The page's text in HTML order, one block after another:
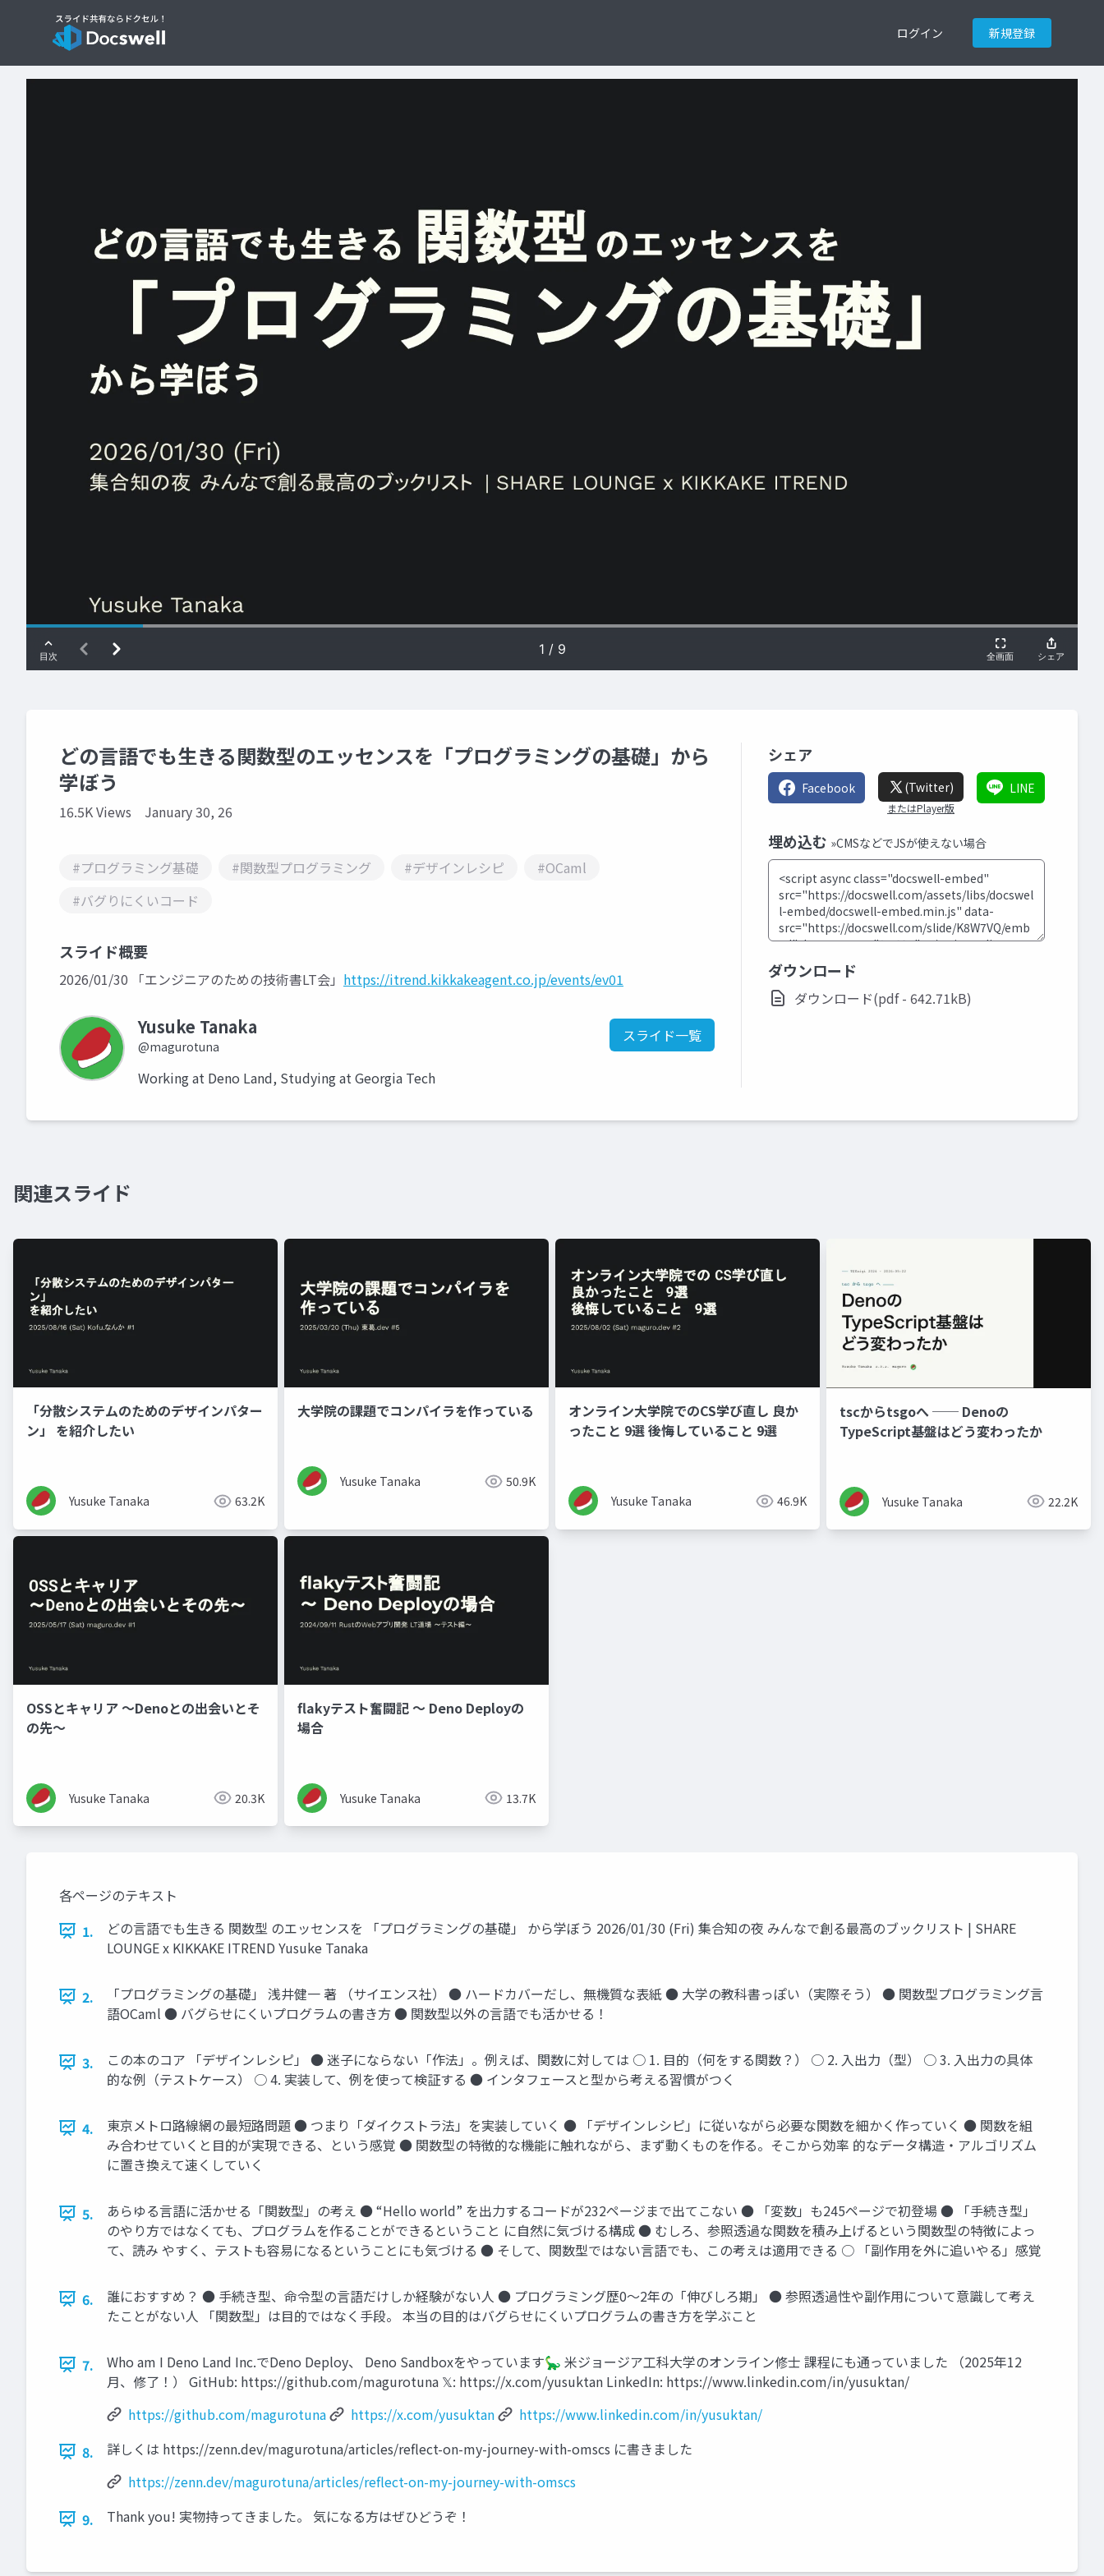
ログイン 新規登録
どの言語でも生きる関数型のエッセンスを「プログラミングの基礎」から
学ぼう
16.5K Views January 30, 26
#プログラミング基礎 #関数型プログラミング #デザインレシピ
#OCaml
#バグりにくいコード
スライド概要
2026/01/30 「エンジニアのための技術書LT会」 https://itrend.kikkakeagent.co.jp/events/ev01
Yusuke Tanaka
@magurotuna
スライド一覧
Working at Deno Land, Studying at Georgia Tech
シェア
Facebook (Twitter)
またはPlayer版
LINE
埋め込む »CMSなどでJSが使えない場合
ダウンロード
ダウンロード(pdf - 642.71kB)
関連スライド
「分散システムのためのデザインパター
ン」 を紹介したい
Yusuke Tanaka 63.2K
大学院の課題でコンパイラを作っている
Yusuke Tanaka 50.9K
オンライン大学院でのCS学び直し 良か
ったこと 9選 後悔していること 9選
Yusuke Tanaka 46.9K
tscからtsgoへ ── Denoの
TypeScript基盤はどう変わったか
Yusuke Tanaka 22.2K
OSSとキャリア ～Denoとの出会いとそ
の先～
Yusuke Tanaka 20.3K
flakyテスト奮闘記 〜 Deno Deployの
場合
Yusuke Tanaka 13.7K
各ページのテキスト
1.
どの言語でも生きる 関数型 のエッセンスを 「プログラミングの基礎」 から学ぼう 2026/01/30 (Fri) 集合知の夜 みんなで創る最高のブックリスト | SHARE
LOUNGE x KIKKAKE ITREND Yusuke Tanaka
2.
「プログラミングの基礎」 浅井健一 著 （サイエンス社） ● ハードカバーだし、無機質な表紙 ● 大学の教科書っぽい（実際そう） ● 関数型プログラミング言
語OCaml ● バグらせにくいプログラムの書き方 ● 関数型以外の言語でも活かせる！
3.
この本のコア 「デザインレシピ」 ● 迷子にならない「作法」。例えば、関数に対しては ○ 1. 目的（何をする関数？） ○ 2. 入出力（型） ○ 3. 入出力の具体
的な例（テストケース） ○ 4. 実装して、例を使って検証する ● インタフェースと型から考える習慣がつく
4.
東京メトロ路線網の最短路問題 ● つまり「ダイクストラ法」を実装していく ● 「デザインレシピ」に従いながら必要な関数を細かく作っていく ● 関数を組
み合わせていくと目的が実現できる、という感覚 ● 関数型の特徴的な機能に触れながら、まず動くものを作る。そこから効率 的なデータ構造・アルゴリズム
に置き換えて速くしていく
5.
あらゆる言語に活かせる「関数型」の考え ● “Hello world” を出力するコードが232ページまで出てこない ● 「変数」も245ページで初登場 ● 「手続き型」
のやり方ではなくても、プログラムを作ることができるということ に自然に気づける構成 ● むしろ、参照透過な関数を積み上げるという関数型の特徴によっ
て、読み やすく、テストも容易になるということにも気づける ● そして、関数型ではない言語でも、この考えは適用できる ○ 「副作用を外に追いやる」感覚
6.
誰におすすめ？ ● 手続き型、命令型の言語だけしか経験がない人 ● プログラミング歴0〜2年の「伸びしろ期」 ● 参照透過性や副作用について意識して考え
たことがない人 「関数型」は目的ではなく手段。 本当の目的はバグらせにくいプログラムの書き方を学ぶこと
7.
Who am I Deno Land Inc.でDeno Deploy、 Deno Sandboxをやっています🦕 米ジョージア工科大学のオンライン修士 課程にも通っていました （2025年12
月、修了！） GitHub: https://github.com/magurotuna 𝕏: https://x.com/yusuktan LinkedIn: https://www.linkedin.com/in/yusuktan/
https://github.com/magurotuna
https://x.com/yusuktan
https://www.linkedin.com/in/yusuktan/
8.
詳しくは https://zenn.dev/magurotuna/articles/reﬂect-on-my-journey-with-omscs に書きました
https://zenn.dev/magurotuna/articles/reflect-on-my-journey-with-omscs
9.
Thank you! 実物持ってきました。 気になる方はぜひどうぞ！